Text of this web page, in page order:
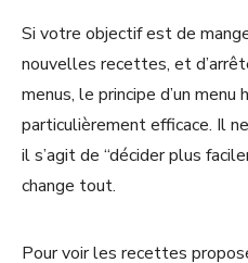
Si votre objectif est de
nouvelles recettes, et
menus, le principe d’un
particulièrement efficace. Il
il s’agit de “décider plus
change tout.
Pour voir les recettes